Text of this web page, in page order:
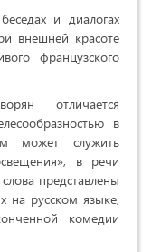
и диалогах
внешней красоте
французского
отличается
в
может служить
в речи
представлены
на русском языке,
комедии